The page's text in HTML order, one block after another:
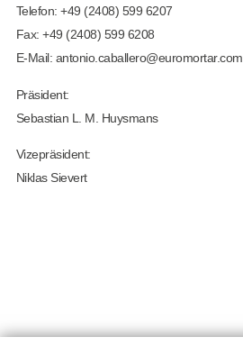
Telefon:+49 (2408) 599 6207
Fax: +49 (2408) 599 6208
E-Mail: antonio.caballero@euromortar.com
Präsident:
Sebastian L. M. Huysmans
Vizepräsident:
Niklas Sievert